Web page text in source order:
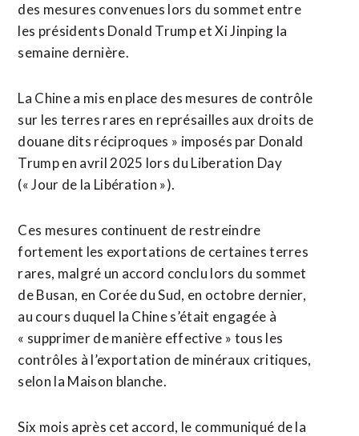
des mesures convenues lors du sommet entre
les présidents Donald Trump et Xi Jinping la
semaine dernière.
La Chine a mis en place des mesures de contrôle
sur les terres rares en ​représailles aux droits de
‌douane dits réciproques » imposés par Donald
Trump en avril 2025 lors du ​Liberation Day
(« Jour de la Libération »).
Ces mesures ⁠continuent de restreindre
fortement les exportations de certaines terres
rares, malgré un accord conclu lors du ‌sommet
de Busan, en Corée ‌du Sud, en octobre dernier,
au cours duquel la Chine s’était engagée à
« supprimer de manière effective » tous les
contrôles à l’exportation de minéraux critiques,
selon la Maison blanche.
Six mois après cet accord, le communiqué de la